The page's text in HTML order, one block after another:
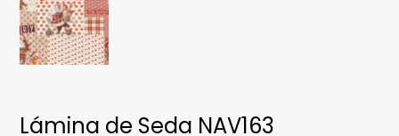
Lámina de Seda NAV163